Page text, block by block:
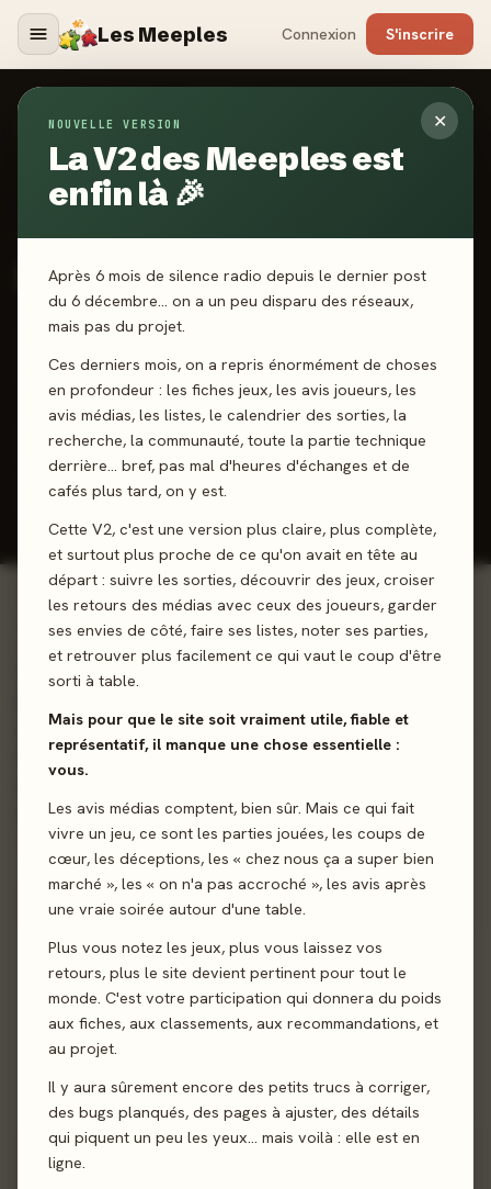
Les Meeples Connexion S'inscrire
✕
NOUVELLE VERSION
La V2 des Meeples est
enfin là 🎉
Après 6 mois de silence radio depuis le dernier post
du 6 décembre… on a un peu disparu des réseaux,
mais pas du projet.
Ces derniers mois, on a repris énormément de choses
en profondeur : les fiches jeux, les avis joueurs, les
avis médias, les listes, le calendrier des sorties, la
recherche, la communauté, toute la partie technique
derrière… bref, pas mal d'heures d'échanges et de
cafés plus tard, on y est.
Cette V2, c'est une version plus claire, plus complète,
et surtout plus proche de ce qu'on avait en tête au
départ : suivre les sorties, découvrir des jeux, croiser
les retours des médias avec ceux des joueurs, garder
ses envies de côté, faire ses listes, noter ses parties,
et retrouver plus facilement ce qui vaut le coup d'être
sorti à table.
Mais pour que le site soit vraiment utile, fiable et
représentatif, il manque une chose essentielle :
vous.
Les avis médias comptent, bien sûr. Mais ce qui fait
vivre un jeu, ce sont les parties jouées, les coups de
cœur, les déceptions, les « chez nous ça a super bien
marché », les « on n'a pas accroché », les avis après
une vraie soirée autour d'une table.
Plus vous notez les jeux, plus vous laissez vos
retours, plus le site devient pertinent pour tout le
monde. C'est votre participation qui donnera du poids
aux fiches, aux classements, aux recommandations, et
au projet.
Il y aura sûrement encore des petits trucs à corriger,
des bugs planqués, des pages à ajuster, des détails
qui piquent un peu les yeux… mais voilà : elle est en
ligne.
Jeux/Red7
2018·NUTS! PUBLISHING
Red7
2-4 joueurs 8 ans+
Gestion de Main
J'ai joué Envie de jouer Wishlist
Donner mon avis
01 - LE JEU
Gagnez ou sortez ! 7 couleurs, 7 règles différentes! Jouez
règle en vigueur au moment de votre tour et ainsi rester en
lice... Si vous n'êtes pas gagnant de la partie en cours à la
encore en jeu gagne la manche.
Cartes Collection Gestion de Main
Sortie 28 septembre 2018
Auteur Carl Chudyk·Chris Cieslik
Illustration
Éditeur Nuts! Publishing